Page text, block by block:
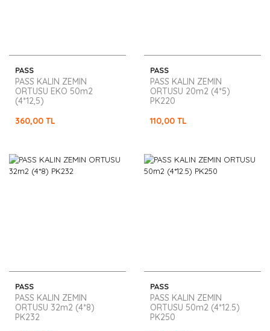
PASS
PASS KALIN ZEMIN
ORTUSU EKO 50m2
(4*12,5)
360,00 TL
PASS
PASS KALIN ZEMIN
ORTUSU 20m2 (4*5)
PK220
110,00 TL
PASS
PASS KALIN ZEMIN
ORTUSU 32m2 (4*8)
PK232
PASS
PASS KALIN ZEMIN
ORTUSU 50m2 (4*12.5)
PK250